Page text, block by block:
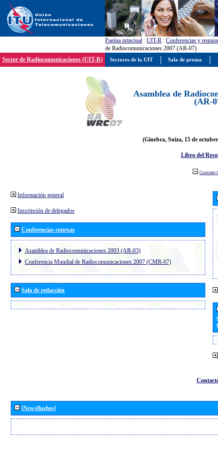
Pagína principal : UIT-R : Conferencias y
de Radiocomunicaciones 2007 (AR-07)
Sector de Radiocomunicaciones (UIT-R)
Asamblea de
(AR-
(Ginebra, Suiza, 15 de
Libro del
Contraer
Información general
Inscripción de delegados
Conferencias conexas
Asamblea de Radiocomunicaciones 2003 (AR-03)
Conferencia Mundial de Radiocomunicaciones 2007 (CMR-07)
Sala de redacción
[Newsflashes]
Sectores de la UIT Sala de prensa